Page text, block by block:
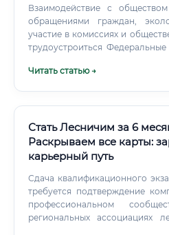
Взаимодействие с
обращениями граждан,
участие в комиссиях и
трудоустроиться Федеральные и региональные органы
Читать статью →
Стать Лесничим за 6
Раскрываем все карты:
карьерный путь
Сдача квалификационного
требуется подтверждение
профессиональном
региональных ассоциациях